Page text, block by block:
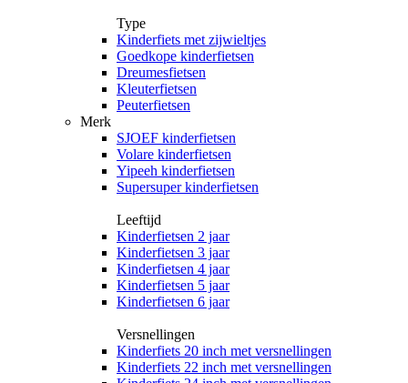
Type
Kinderfiets met zijwieltjes
Goedkope kinderfietsen
Dreumesfietsen
Kleuterfietsen
Peuterfietsen
Merk
SJOEF kinderfietsen
Volare kinderfietsen
Yipeeh kinderfietsen
Supersuper kinderfietsen
Leeftijd
Kinderfietsen 2 jaar
Kinderfietsen 3 jaar
Kinderfietsen 4 jaar
Kinderfietsen 5 jaar
Kinderfietsen 6 jaar
Versnellingen
Kinderfiets 20 inch met versnellingen
Kinderfiets 22 inch met versnellingen